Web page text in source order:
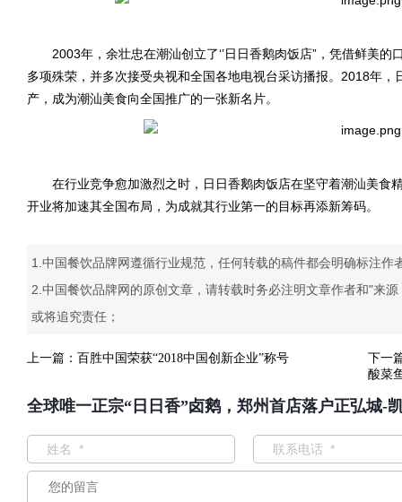
2003年，余壮忠在潮汕创立了‘’日日香鹅肉饭店”，凭借鲜美的
多项殊荣，并多次接受央视和全国各地电视台采访播报。2018年
产，成为潮汕美食向全国推广的一张新名片。
在行业竞争愈加激烈之时，日日香鹅肉饭店在坚守着潮汕美食
开业将加速其全国布局，为成就其行业第一的目标再添新筹码。
1.中国餐饮品牌网遵循行业规范，任何转载的稿件都会明确标注作
2.中国餐饮品牌网的原创文章，请转载时务必注明文章作者和"来
或将追究责任；
上一篇： 百胜中国荣获“2018中国创新企业”称号
下一
酸菜
全球唯一正宗“日日香”卤鹅，郑州首店落户正弘城-